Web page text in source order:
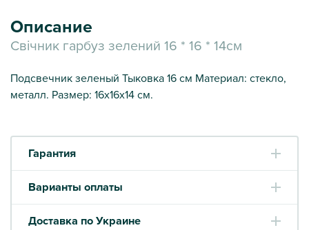
Описание
Свічник гарбуз зелений 16 * 16 * 14см
Подсвечник зеленый Тыковка 16 см Материал: стекло,
металл. Размер: 16х16х14 см.
Гарантия
Варианты оплаты
Доставка по Украине